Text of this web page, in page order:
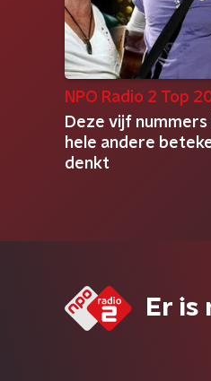
NPO Radio 2 Top
Deze vijf
hele andere
denkt
Er is